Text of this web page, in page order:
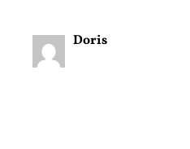
Doris